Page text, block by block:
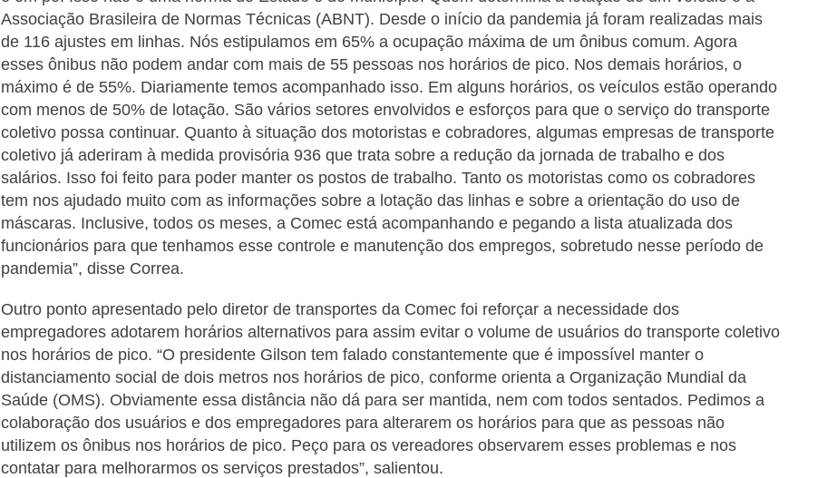
Associação Brasileira de Normas Técnicas (ABNT). Desde o início da pandemia já foram realizadas mais
de 116 ajustes em linhas. Nós estipulamos em 65% a ocupação máxima de um ônibus comum. Agora
esses ônibus não podem andar com mais de 55 pessoas nos horários de pico. Nos demais horários, o
máximo é de 55%. Diariamente temos acompanhado isso. Em alguns horários, os veículos estão operando
com menos de 50% de lotação. São vários setores envolvidos e esforços para que o serviço do transporte
coletivo possa continuar. Quanto à situação dos motoristas e cobradores, algumas empresas de transporte
coletivo já aderiram à medida provisória 936 que trata sobre a redução da jornada de trabalho e dos
salários. Isso foi feito para poder manter os postos de trabalho. Tanto os motoristas como os cobradores
tem nos ajudado muito com as informações sobre a lotação das linhas e sobre a orientação do uso de
máscaras. Inclusive, todos os meses, a Comec está acompanhando e pegando a lista atualizada dos
funcionários para que tenhamos esse controle e manutenção dos empregos, sobretudo nesse período de
pandemia”, disse Correa.
Outro ponto apresentado pelo diretor de transportes da Comec foi reforçar a necessidade dos
empregadores adotarem horários alternativos para assim evitar o volume de usuários do transporte coletivo
nos horários de pico. “O presidente Gilson tem falado constantemente que é impossível manter o
distanciamento social de dois metros nos horários de pico, conforme orienta a Organização Mundial da
Saúde (OMS). Obviamente essa distância não dá para ser mantida, nem com todos sentados. Pedimos a
colaboração dos usuários e dos empregadores para alterarem os horários para que as pessoas não
utilizem os ônibus nos horários de pico. Peço para os vereadores observarem esses problemas e nos
contatar para melhorarmos os serviços prestados”, salientou.